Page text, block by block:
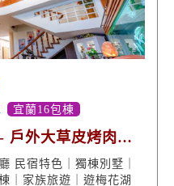
宜蘭16包棟
戶外大草皮烤肉度
民宿特色｜獨棟別墅｜
｜家族旅遊｜遊梅花湖